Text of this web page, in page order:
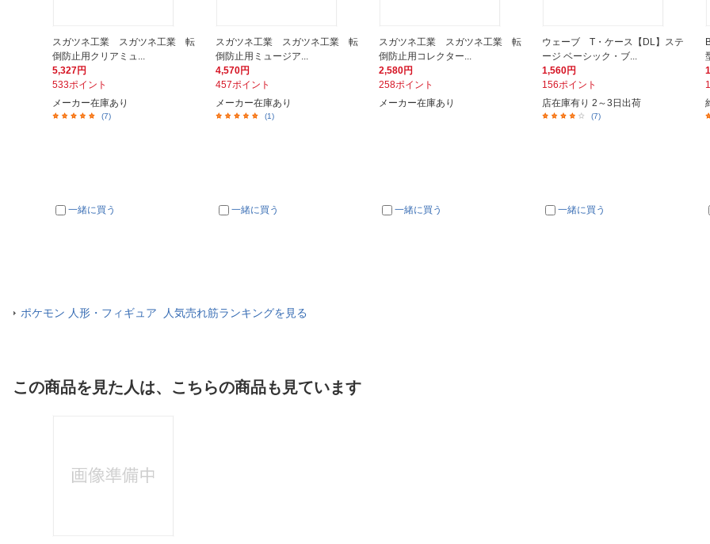
スガツネ工業 スガツネ工業 転
倒防止用クリアミュ...
5,327円
533ポイント
メーカー在庫あり
(7)
一緒に買う
スガツネ工業 スガツネ工業 転
倒防止用ミュージア...
4,570円
457ポイント
メーカー在庫あり
(1)
一緒に買う
スガツネ工業 スガツネ工業 転
倒防止用コレクター...
2,580円
258ポイント
メーカー在庫あり
一緒に買う
ウェーブ T・ケース【DL】ステ
ージ ベーシック・ブ...
1,560円
156ポイント
店在庫有り 2～3日出荷
(7)
一緒に買う
ポケモン 人形・フィギュア 人気売れ筋ランキングを見る
この商品を見た人は、こちらの商品も見ています